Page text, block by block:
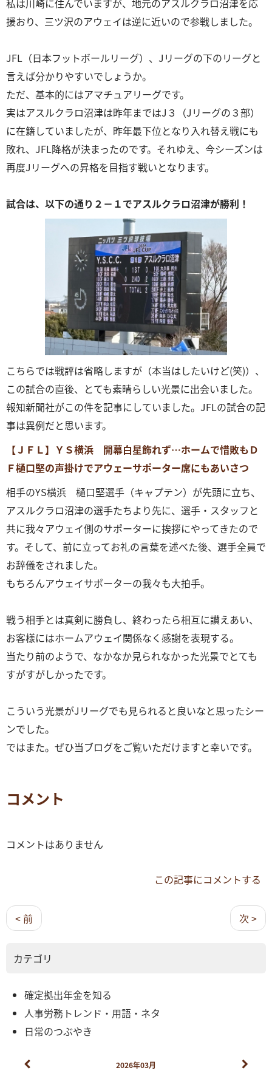
私は川崎に住んでいますが、地元のアスルクラロ沼津を応
援おり、三ツ沢のアウェイは逆に近いので参戦しました。
JFL（日本フットボールリーグ）、Jリーグの下のリーグと
言えば分かりやすいでしょうか。
ただ、基本的にはアマチュアリーグです。
実はアスルクラロ沼津は昨年まではJ３（Jリーグの３部）
に在籍していましたが、昨年最下位となり入れ替え戦にも
敗れ、JFL降格が決まったのです。それゆえ、今シーズンは
再度Jリーグへの昇格を目指す戦いとなります。
試合は、以下の通り２－１でアスルクラロ沼津が勝利！
こちらでは戦評は省略しますが（本当はしたいけど(笑)）、
この試合の直後、とても素晴らしい光景に出会いました。
報知新聞社がこの件を記事にしていました。JFLの試合の記
事は異例だと思います。
【ＪＦＬ】ＹＳ横浜 開幕白星飾れず…ホームで惜敗もＤ
Ｆ樋口堅の声掛けでアウェーサポーター席にもあいさつ
相手のYS横浜 樋口堅選手（キャプテン）が先頭に立ち、
アスルクラロ沼津の選手たちより先に、選手・スタッフと
共に我々アウェイ側のサポーターに挨拶にやってきたので
す。そして、前に立ってお礼の言葉を述べた後、選手全員で
お辞儀をされました。
もちろんアウェイサポーターの我々も大拍手。
戦う相手とは真剣に勝負し、終わったら相互に讃えあい、
お客様にはホームアウェイ関係なく感謝を表現する。
当たり前のようで、なかなか見られなかった光景でとても
すがすがしかったです。
こういう光景がJリーグでも見られると良いなと思ったシー
ンでした。
ではまた。ぜひ当ブログをご覧いただけますと幸いです。
コメント
コメントはありません
この記事にコメントする
< 前 次 >
カテゴリ
確定拠出年金を知る
人事労務トレンド・用語・ネタ
日常のつぶやき
2026年03月